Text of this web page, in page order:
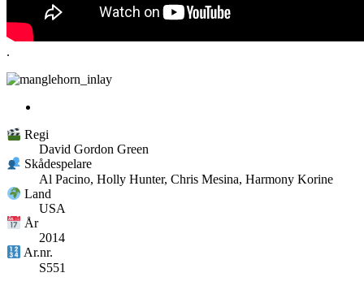
.
Regi
David Gordon Green
Skådespelare
Al Pacino, Holly Hunter, Chris Mesina, Harmony Korine
Land
USA
År
2014
Ar.nr.
S551